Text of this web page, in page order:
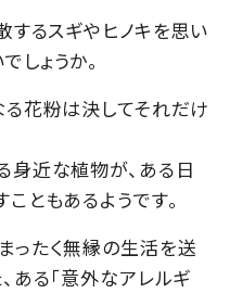
するスギやヒノキを思い
しょうか。
る花粉は決してそれだけ
身近な植物が、ある日
ともあるようです。
ったく無縁の生活を送
ある「意外なアレルギ